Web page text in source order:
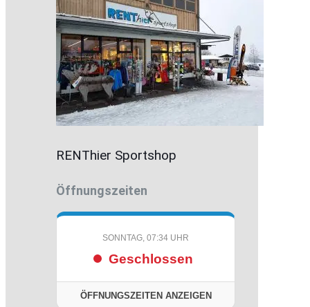
RENThier Sportshop
Öffnungszeiten
SONNTAG, 07:34 UHR
Geschlossen
ÖFFNUNGSZEITEN ANZEIGEN